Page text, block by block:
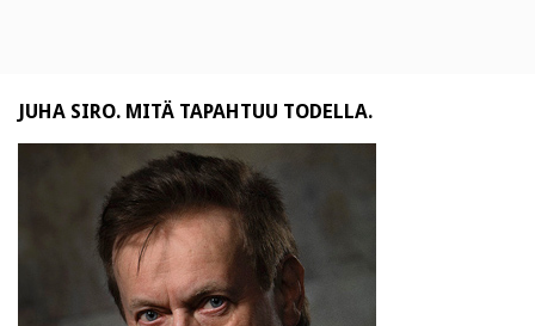
JUHA SIRO. MITÄ TAPAHTUU TODELLA.